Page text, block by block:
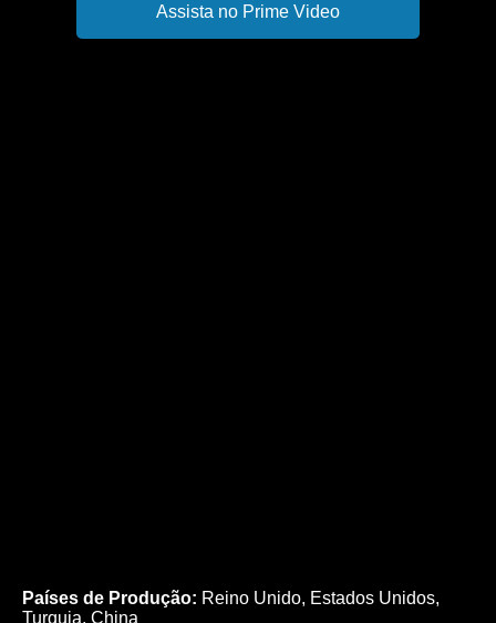
Assista no Prime Video
Países de Produção: Reino Unido, Estados Unidos,
Turquia, China